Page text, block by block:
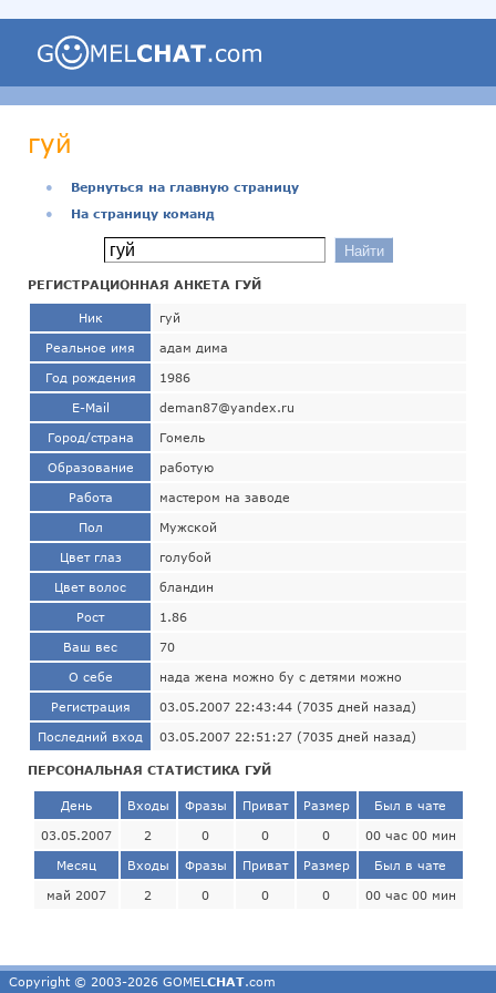
гуй
●
Вернуться на главную страницу
●
На страницу команд
РЕГИСТРАЦИОННАЯ АНКЕТА ГУЙ
Ник гуй
Реальное имя адам дима
Год рождения 1986
E-Mail deman87@yandex.ru
Город/страна Гомель
Образование работую
Работа мастером на заводе
Пол Мужской
Цвет глаз голубой
Цвет волос бландин
Рост 1.86
Ваш вес 70
О себе нада жена можно бу с детями можно
Регистрация 03.05.2007 22:43:44 (7035 дней назад)
Последний вход 03.05.2007 22:51:27 (7035 дней назад)
ПЕРСОНАЛЬНАЯ СТАТИСТИКА ГУЙ
День Входы Фразы Приват Размер Был в чате
03.05.2007 2 0 0 0 00 час 00 мин
Месяц Входы Фразы Приват Размер Был в чате
май 2007 2 0 0 0 00 час 00 мин
Copyright © 2003-2026 GOMEL CHAT.com